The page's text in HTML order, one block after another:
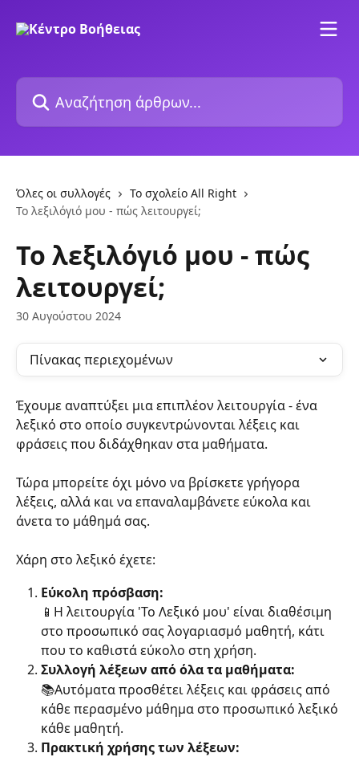
Αναζήτηση άρθρων...
Όλες οι συλλογές
Το σχολείο All Right
Το λεξιλόγιό μου - πώς λειτουργεί;
Το λεξιλόγιό μου - πώς
λειτουργεί;
30 Αυγούστου 2024
Πίνακας περιεχομένων
Έχουμε αναπτύξει μια επιπλέον λειτουργία - ένα
λεξικό στο οποίο συγκεντρώνονται λέξεις και
φράσεις που διδάχθηκαν στα μαθήματα.
Τώρα μπορείτε όχι μόνο να βρίσκετε γρήγορα
λέξεις, αλλά και να επαναλαμβάνετε εύκολα και
άνετα το μάθημά σας.
Χάρη στο λεξικό έχετε:
Εύκολη πρόσβαση:
📱Η λειτουργία 'Το Λεξικό μου' είναι διαθέσιμη
στο προσωπικό σας λογαριασμό μαθητή, κάτι
που το καθιστά εύκολο στη χρήση.
Συλλογή λέξεων από όλα τα μαθήματα:
📚Αυτόματα προσθέτει λέξεις και φράσεις από
κάθε περασμένο μάθημα στο προσωπικό λεξικό
κάθε μαθητή.
Πρακτική χρήσης των λέξεων: